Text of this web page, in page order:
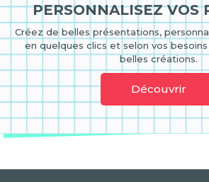
PERSONNALISEZ VOS
Créez de belles présentations,
en quelques clics et selon vos
belles créations.
Découvrir